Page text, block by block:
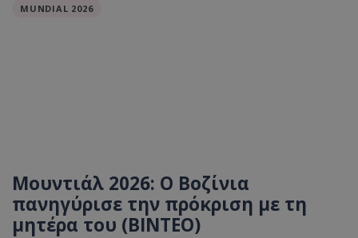
MUNDIAL 2026
Μουντιάλ 2026: Ο Βοζίνια
πανηγύρισε την πρόκριση με τη
μητέρα του (ΒΙΝΤΕΟ)